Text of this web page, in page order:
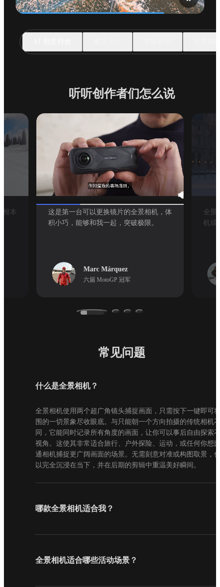
听听创作者们怎么说
根本
这是第一台可以更换镜片的全景相机，体
积小巧，能够和我一起，突破极限。
Marc Márquez
六届 MotoGP 冠军
全景
机或
常见问题
什么是全景相机？
全景相机使用两个超广角镜头捕捉画面，只需按下一键即可
围的一切景象尽收眼底。与只能朝一个方向拍摄的传统相机
同，它能同时记录所有角度的画面，让你可以事后自由探索
视角。这使其非常适合旅行、户外探险、运动，或任何你想
通相机捕捉更广阔画面的场景。无需刻意对准或构图取景，
以完全沉浸在当下，并在后期的剪辑中重温美好瞬间。
哪款全景相机适合我？
全景相机适合哪些活动场景？